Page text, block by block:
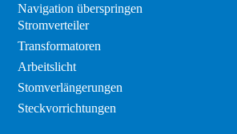
Navigation überspringen
Stromverteiler
Transformatoren
Arbeitslicht
Stomverlängerungen
Steckvorrichtungen